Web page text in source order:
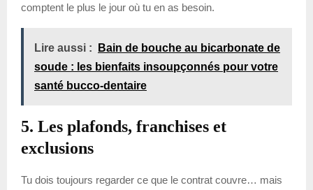
comptent le plus le jour où tu en as besoin.
Lire aussi :
Bain de bouche au bicarbonate de
soude : les bienfaits insoupçonnés pour votre
santé bucco-dentaire
5. Les plafonds, franchises et
exclusions
Tu dois toujours regarder ce que le contrat couvre… mais